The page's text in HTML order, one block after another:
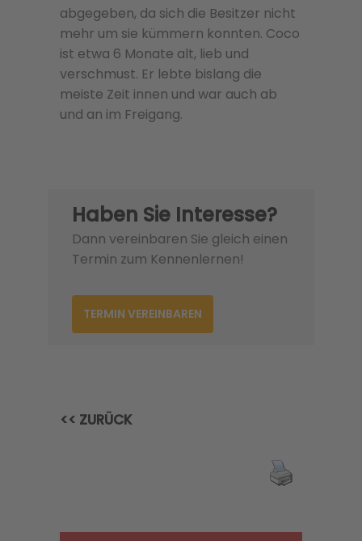
abgegeben, da sich die Besitzer nicht
mehr um sie kümmern konnten. Coco
ist etwa 6 Monate alt, lieb und
verschmust. Er lebte bislang die
meiste Zeit innen und war auch ab
und an im Freigang.
Haben Sie Interesse?
Dann vereinbaren Sie gleich einen
Termin zum Kennenlernen!
TERMIN VEREINBAREN
<< ZURÜCK